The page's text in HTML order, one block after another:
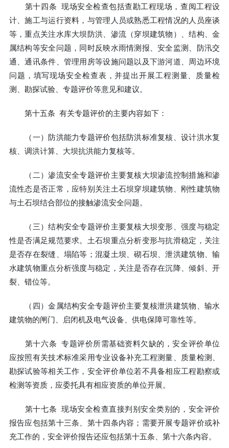
第十四条 现场安全检查包括查勘工程现场，查阅工程设
计、施工与运行资料，与管理人员或熟悉工程情况的人员座谈
等，重点关注水库大坝防洪、渗流（穿坝建筑物）、结构、金
属结构等安全问题，同时反映水雨情测报、安全监测、防汛交
通、通讯条件、管理用房等设施问题以及下游河道、周边环境
问题，填写现场安全检查表，并提出开展工程测量、质量检
测、勘探试验、专题评价等意见和建议。
第十五条 有关专题评价的主要内容如下：
（一）防洪能力专题评价包括防洪标准复核、设计洪水复
核、调洪计算、大坝抗洪能力复核等。
（二）渗流安全专题评价主要复核大坝渗流控制措施和渗
流性态是否正常，应特别关注土石坝穿坝建筑物、刚性建筑物
与土石坝结合部位的接触渗流安全问题。
（三）结构安全专题评价主要复核大坝变形、强度与稳定
性是否满足规范要求。土石坝重点分析变形与抗滑稳定，关注
是否存在裂缝、塌陷等；混凝土坝、砌石坝、泄洪建筑物、输
水建筑物重点分析强度与稳定，关注是否存在沉降、倾斜、开
裂、错位等。
（四）金属结构安全专题评价主要复核泄洪建筑物、输水
建筑物的闸门、启闭机及电气设备、供电保障可靠性等。
第十六条 专题评价所需基础资料欠缺的，安全评价单位
应按照有关技术标准采用专业设备补充工程测量、质量检测、
勘探试验等相关工作，安全评价单位若不具备相应工程勘察或
检测等资质，应委托具有相应资质的单位开展。
第十七条 现场安全检查直接判别安全类别的，安全评价
报告应包括第十三条、第十四条内容；需要开展专题评价或补
充工作的，安全评价报告还应包括第十五条、第十六条内容。